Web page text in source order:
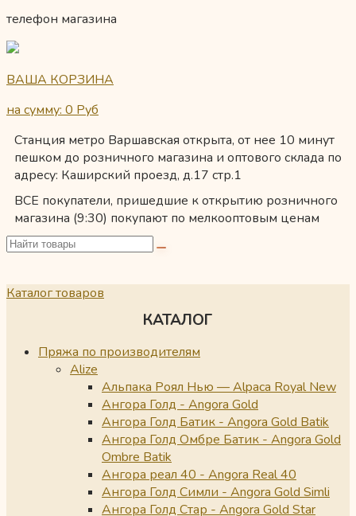
телефон магазина
ВАША КОРЗИНА
на сумму: 0 Руб
Станция метро Варшавская открыта, от нее 10 минут
пешком до розничного магазина и оптового склада по
адресу: Каширский проезд, д.17 стр.1
ВСЕ покупатели, пришедшие к открытию розничного
магазина (9:30) покупают по мелкооптовым ценам
Каталог товаров
КАТАЛОГ
Пряжа по производителям
Alize
Альпака Роял Нью — Alpaca Royal New
Ангора Голд - Angora Gold
Ангора Голд Батик - Angora Gold Batik
Ангора Голд Омбре Батик - Angora Gold
Ombre Batik
Ангора реал 40 - Angora Real 40
Ангора Голд Симли - Angora Gold Simli
Ангора Голд Стар - Angora Gold Star